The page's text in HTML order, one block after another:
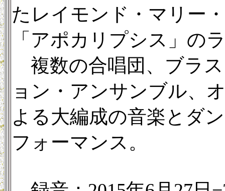
たレイモンド・マリー
「アポカリプシス」の
複数の合唱団、ブラ
ョン・アンサンブル、
よる大編成の音楽とダ
フォーマンス。